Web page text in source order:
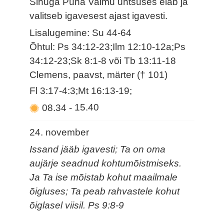
valitseb igavesest ajast igavesti.
Lisalugemine: Su 44-64
Õhtul: Ps 34:12-23;Ilm 12:10-12a;Ps
34:12-23;Sk 8:1-8 või Tb 13:11-18
Clemens, paavst, märter († 101)
Fl 3:17-4:3;Mt 16:13-19;
08.34- 15.40
24. november
Issand jääb igavesti; Ta on oma
aujärje seadnud kohtumõistmiseks.
Ja Ta ise mõistab kohut maailmale
õigluses; Ta peab rahvastele kohut
õiglasel viisil. Ps 9:8-9